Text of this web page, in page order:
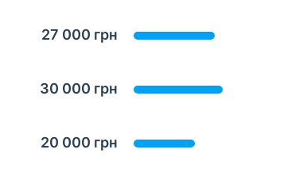
27 000 грн
30 000 грн
20 000 грн